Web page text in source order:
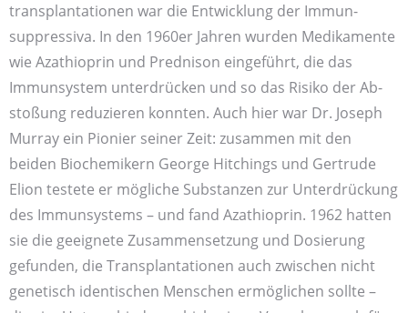
transplantationen war die Entwicklung der Immun­
suppressiva. In den 1960er Jahren wurden Medikamente
wie Azathioprin und Prednison eingeführt, die das
Immun­system unterdrücken und so das Risiko der Ab­
stoßung reduzieren konnten. Auch hier war Dr. Joseph
Murray ein Pionier seiner Zeit: zusammen mit den
beiden Bio­chemikern George Hitchings und Gertrude
Elion testete er mögliche Substanzen zur Unter­drückung
des Immun­systems – und fand Azathioprin. 1962 hatten
sie die geeignete Zusammen­setzung und Dosierung
gefunden, die Transplantationen auch zwischen nicht
genetisch identischen Menschen ermöglichen sollte –